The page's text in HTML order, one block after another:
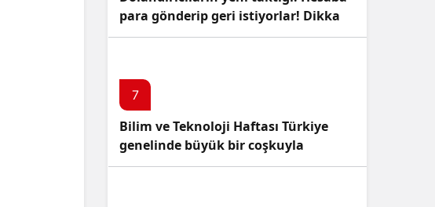
para gönderip geri istiyorlar! Dikkat
Edin!
7
Bilim ve Teknoloji Haftası Türkiye
genelinde büyük bir coşkuyla
kutlandı: İşte Etkinlikler ve